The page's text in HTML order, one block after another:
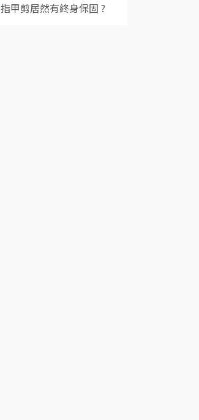
指甲剪居然有終身保固 ?